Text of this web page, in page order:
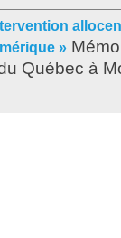
»
Québec à